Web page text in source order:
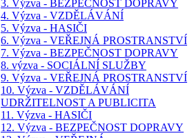
3. Výzva - BEZPEČNOST DOPRAVY
4. Výzva - VZDĚLÁVÁNÍ
5. Výzva - HASIČI
6. Výzva - VEŘEJNÁ PROSTRANSTVÍ
7. Výzva - BEZPEČNOST DOPRAVY
8. výzva - SOCIÁLNÍ SLUŽBY
9. Výzva - VEŘEJNÁ PROSTRANSTVÍ
10. Výzva - VZDĚLÁVÁNÍ
UDRŽITELNOST A PUBLICITA
11. Výzva - HASIČI
12. Výzva - BEZPEČNOST DOPRAVY